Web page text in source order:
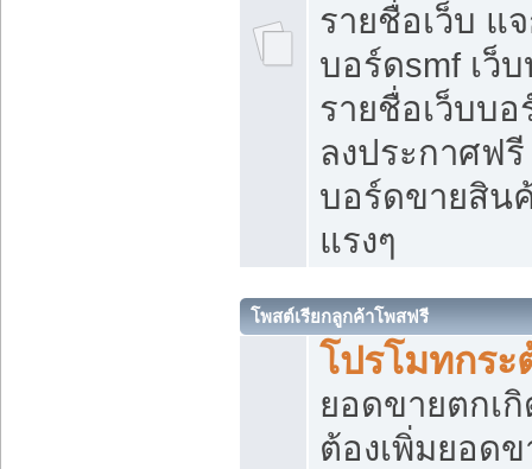
รายชื่อเว็บ แ
บอร์ดsmf เว็
รายชื่อเว็บบ
ลงประกาศฟรี
บอร์ดขายสิน
แรงๆ
โพสต์เรียกลูกค้าโพสฟรี
โปรโมทกร
ยอดขายตกเ
ต้องเพิ่มยอด